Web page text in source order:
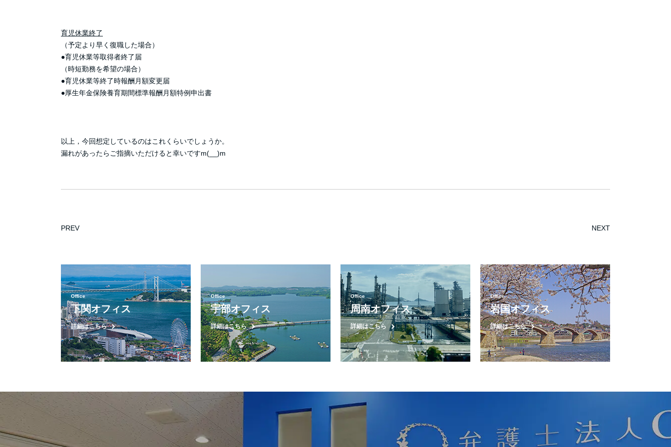
育児休業終了
（予定より早く復職した場合）
●育児休業等取得者終了届
（時短勤務を希望の場合）
●育児休業等終了時報酬月額変更届
●厚生年金保険養育期間標準報酬月額特例申出書
以上，今回想定しているのはこれくらいでしょうか。
漏れがあったらご指摘いただけると幸いですm(__)m
PREV NEXT
Office
下関オフィス
詳細はこちら
Office
宇部オフィス
詳細はこちら
Office
周南オフィス
詳細はこちら
Office
岩国オフィス
詳細はこちら